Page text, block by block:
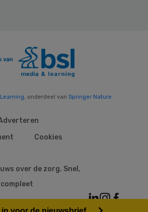
, onderdeel van Springer Nature
Cookies
over de zorg. Snel,